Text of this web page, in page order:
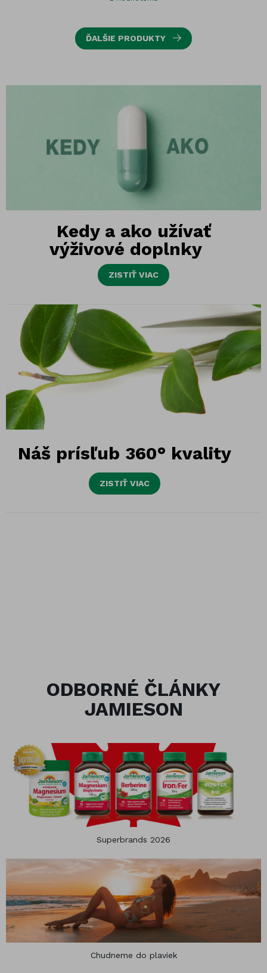
ĎALŠIE PRODUKTY
Kedy a ako užívať
výživové doplnky
ZISTIŤ VIAC
Náš prísľub 360° kvality
ZISTIŤ VIAC
ODBORNÉ ČLÁNKY
JAMIESON
Superbrands 2026
Chudneme do plaviek